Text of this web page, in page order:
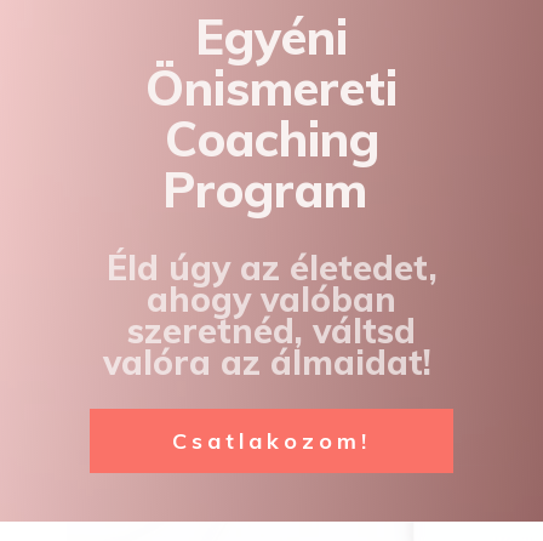
Egyéni
Önismereti
Coaching
Program
Éld úgy az életedet,
ahogy valóban
szeretnéd, váltsd
valóra az álmaidat!
Csatlakozom!